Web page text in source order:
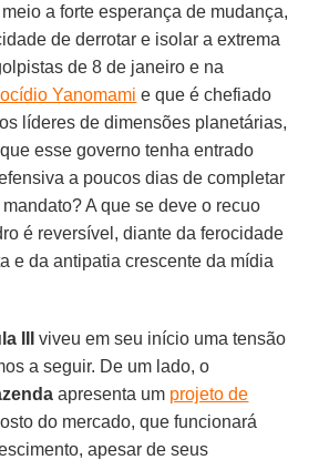
a forte esperança de mudança,
de derrotar e isolar a extrema
de 8 de janeiro e na
Yanomami e que é chefiado
líderes de dimensões planetárias,
esse governo tenha entrado
a poucos dias de completar
A que se deve o recuo
é reversível, diante da ferocidade
e da antipatia crescente da mídia
III
viveu em seu início uma tensão
a seguir. De um lado, o
apresenta um projeto de
do mercado, que funcionará
apesar de seus